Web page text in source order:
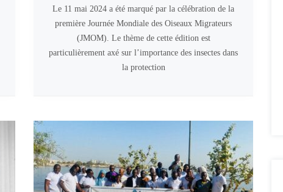
Le 11 mai 2024 a été marqué par la célébration de la
première Journée Mondiale des Oiseaux Migrateurs
(JMOM). Le thème de cette édition est
particulièrement axé sur l’importance des insectes dans
la protection